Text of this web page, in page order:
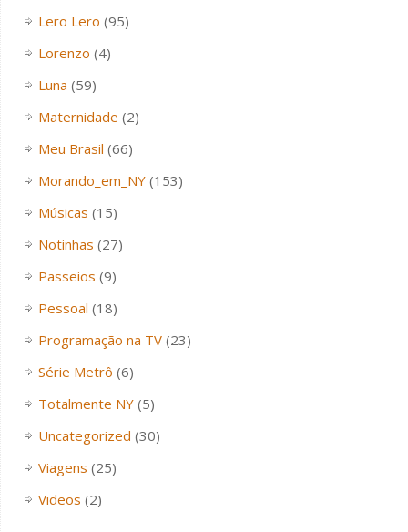
Lero Lero (95)
Lorenzo (4)
Luna (59)
Maternidade (2)
Meu Brasil (66)
Morando_em_NY(153)
Músicas (15)
Notinhas (27)
Passeios (9)
Pessoal (18)
Programação na TV(23)
Série Metrô (6)
Totalmente NY(5)
Uncategorized (30)
Viagens (25)
Videos (2)